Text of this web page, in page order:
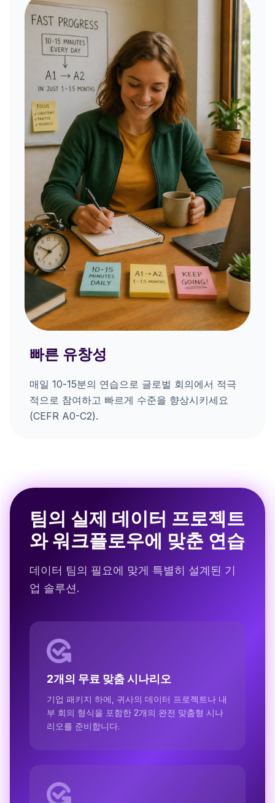
빠른 유창성
매일 10-15분의 연습으로 글로벌 회의에서 적극
적으로 참여하고 빠르게 수준을 향상시키세요
(CEFR A0-C2).
팀의 실제 데이터 프로젝트
와 워크플로우에 맞춘 연습
데이터 팀의 필요에 맞게 특별히 설계된 기
업 솔루션.
2개의 무료 맞춤 시나리오
기업 패키지 하에, 귀사의 데이터 프로젝트나 내
부 회의 형식을 포함한 2개의 완전 맞춤형 시나
리오를 준비합니다.